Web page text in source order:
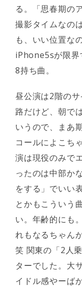
る。「思春期の
撮影タイムなの
も、いい位置な
iPhone5sが限界
8持ち曲。
昼公演は2階の
路だけど、朝で
いうので、まあ
コールによこち
演は現役のみで
ったのは中部か
をする」でいい
とかもこういう
い。年齢的にも
れもなるちゃん
笑 関東の「2人
ターでした。大
イドル感やーば